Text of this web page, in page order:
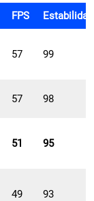
FPS
57 99
57 98
51 95
49 93